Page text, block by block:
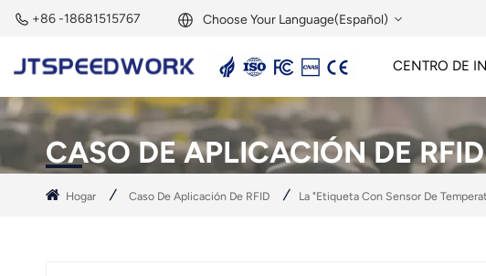
+86 -18681515767 Choose Your Language(Español)
English
Français
Deutsch
CENTRO DE
CASO DE APLICACIÓN DE RFID
Hogar Caso De Aplicación De RFID La "etiqueta Con Sensor De